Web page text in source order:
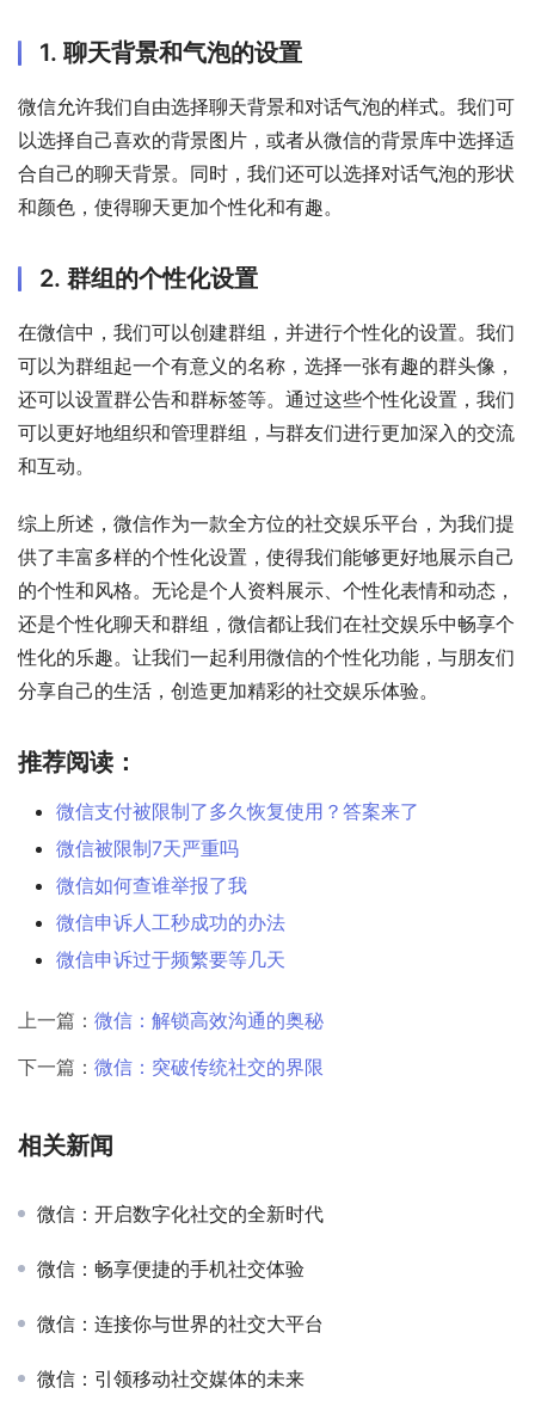
1. 聊天背景和气泡的设置
微信允许我们自由选择聊天背景和对话气泡的样式。我们可
以选择自己喜欢的背景图片，或者从微信的背景库中选择适
合自己的聊天背景。同时，我们还可以选择对话气泡的形状
和颜色，使得聊天更加个性化和有趣。
2. 群组的个性化设置
在微信中，我们可以创建群组，并进行个性化的设置。我们
可以为群组起一个有意义的名称，选择一张有趣的群头像，
还可以设置群公告和群标签等。通过这些个性化设置，我们
可以更好地组织和管理群组，与群友们进行更加深入的交流
和互动。
综上所述，微信作为一款全方位的社交娱乐平台，为我们提
供了丰富多样的个性化设置，使得我们能够更好地展示自己
的个性和风格。无论是个人资料展示、个性化表情和动态，
还是个性化聊天和群组，微信都让我们在社交娱乐中畅享个
性化的乐趣。让我们一起利用微信的个性化功能，与朋友们
分享自己的生活，创造更加精彩的社交娱乐体验。
推荐阅读：
微信支付被限制了多久恢复使用？答案来了
微信被限制7天严重吗
微信如何查谁举报了我
微信申诉人工秒成功的办法
微信申诉过于频繁要等几天
上一篇： 微信：解锁高效沟通的奥秘
下一篇： 微信：突破传统社交的界限
相关新闻
微信：开启数字化社交的全新时代
微信：畅享便捷的手机社交体验
微信：连接你与世界的社交大平台
微信：引领移动社交媒体的未来